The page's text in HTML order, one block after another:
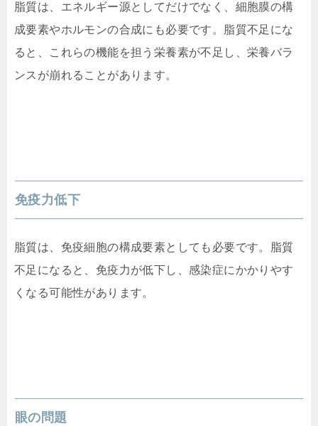
脂質は、エネルギー源としてだけでなく、細胞膜の構
成要素やホルモンの合成にも必要です。脂質不足にな
ると、これらの機能を担う栄養素が不足し、栄養バラ
ンスが崩れることがあります。
免疫力低下
脂質は、免疫細胞の構成要素としても必要です。脂質
不足になると、免疫力が低下し、感染症にかかりやす
くなる可能性があります。
眼の問題